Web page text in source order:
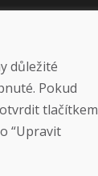
vyhrazena
tvorba eshopů
důležité
Pokud
tlačítkem
“Upravit